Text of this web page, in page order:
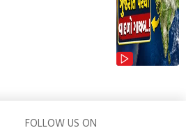
FOLLOW US ON